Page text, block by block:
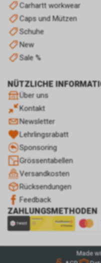
Carhartt workwear
Caps und Mützen
Schuhe
New
Sale %
NÜTZLICHE
Über uns
Kontakt
Newsletter
Lehrlingsrabatt
Sponsoring
Grössentabellen
Versandkosten
Rücksendungen
Feedback
ZAHLUNGSMETHODEN
Made